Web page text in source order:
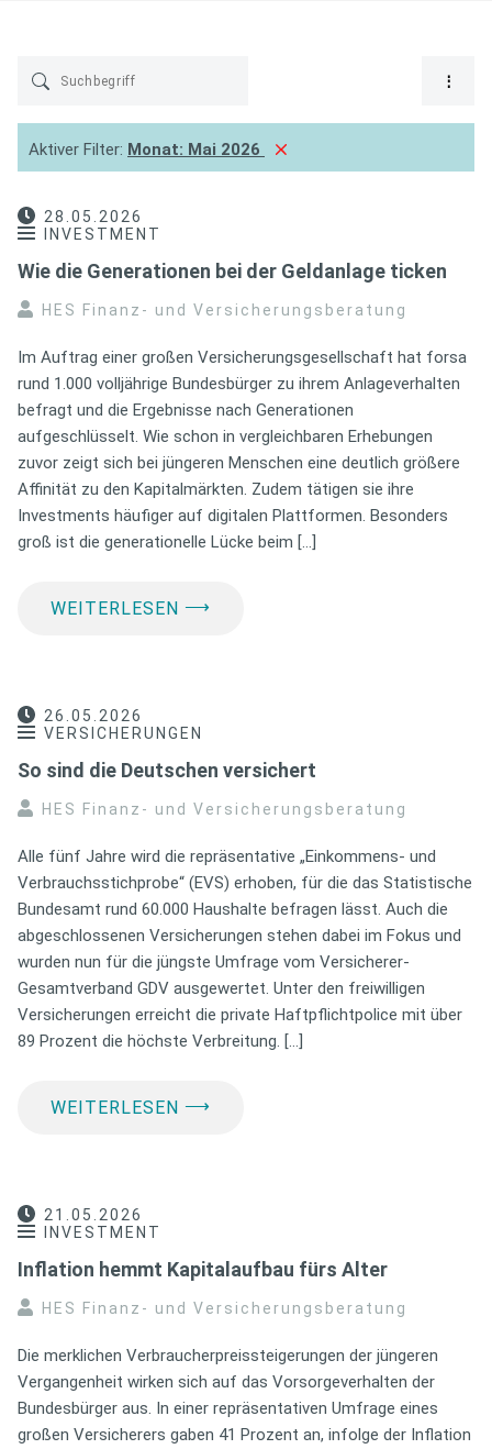
Aktiver Filter: Monat: Mai 2026
28.05.2026
INVESTMENT
Wie die Generationen bei der Geldanlage ticken
HES Finanz- und Versicherungsberatung
Im Auftrag einer großen Versicherungsgesellschaft hat forsa
rund 1.000 volljährige Bundesbürger zu ihrem Anlageverhalten
befragt und die Ergebnisse nach Generationen
aufgeschlüsselt. Wie schon in vergleichbaren Erhebungen
zuvor zeigt sich bei jüngeren Menschen eine deutlich größere
Affinität zu den Kapitalmärkten. Zudem tätigen sie ihre
Investments häufiger auf digitalen Plattformen. Besonders
groß ist die generationelle Lücke beim […]
WEITERLESEN ⟶
26.05.2026
VERSICHERUNGEN
So sind die Deutschen versichert
HES Finanz- und Versicherungsberatung
Alle fünf Jahre wird die repräsentative „Einkommens- und
Verbrauchsstichprobe“ (EVS) erhoben, für die das Statistische
Bundesamt rund 60.000 Haushalte befragen lässt. Auch die
abgeschlossenen Versicherungen stehen dabei im Fokus und
wurden nun für die jüngste Umfrage vom Versicherer-
Gesamtverband GDV ausgewertet. Unter den freiwilligen
Versicherungen erreicht die private Haftpflichtpolice mit über
89 Prozent die höchste Verbreitung. […]
WEITERLESEN ⟶
21.05.2026
INVESTMENT
Inflation hemmt Kapitalaufbau fürs Alter
HES Finanz- und Versicherungsberatung
Die merklichen Verbraucherpreissteigerungen der jüngeren
Vergangenheit wirken sich auf das Vorsorgeverhalten der
Bundesbürger aus. In einer repräsentativen Umfrage eines
großen Versicherers gaben 41 Prozent an, infolge der Inflation